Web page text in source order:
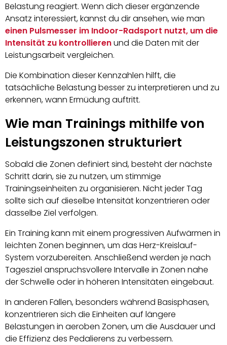
Belastung reagiert. Wenn dich dieser ergänzende
Ansatz interessiert, kannst du dir ansehen, wie man
einen Pulsmesser im Indoor-Radsport nutzt, um die
Intensität zu kontrollierenund die Daten mit der
Leistungsarbeit vergleichen.
Die Kombination dieser Kennzahlen hilft, die
tatsächliche Belastung besser zu interpretieren und zu
erkennen, wann Ermüdung auftritt.
Wie man Trainings mithilfe von
Leistungszonen strukturiert
Sobald die Zonen definiert sind, besteht der nächste
Schritt darin, sie zu nutzen, um stimmige
Trainingseinheiten zu organisieren. Nicht jeder Tag
sollte sich auf dieselbe Intensität konzentrieren oder
dasselbe Ziel verfolgen.
Ein Training kann mit einem progressiven Aufwärmen in
leichten Zonen beginnen, um das Herz-Kreislauf-
System vorzubereiten. Anschließend werden je nach
Tagesziel anspruchsvollere Intervalle in Zonen nahe
der Schwelle oder in höheren Intensitäten eingebaut.
In anderen Fällen, besonders während Basisphasen,
konzentrieren sich die Einheiten auf längere
Belastungen in aeroben Zonen, um die Ausdauer und
die Effizienz des Pedalierens zu verbessern.